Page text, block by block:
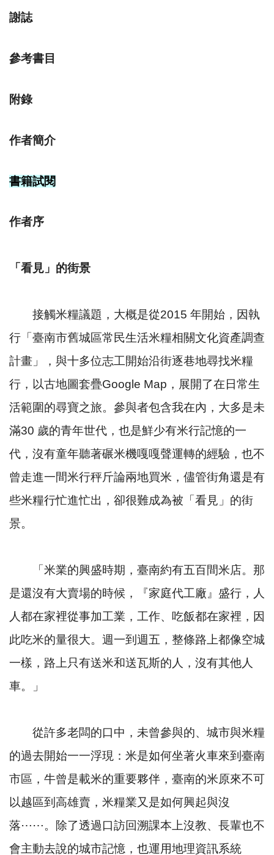
謝誌
參考書目
附錄
作者簡介
書籍試閱
作者序
「看見」的街景
接觸米糧議題，大概是從2015 年開始，因執
行「臺南市舊城區常民生活米糧相關文化資產調查
計畫」，與十多位志工開始沿街逐巷地尋找米糧
行，以古地圖套疊Google Map，展開了在日常生
活範圍的尋寶之旅。參與者包含我在內，大多是未
滿30 歲的青年世代，也是鮮少有米行記憶的一
代，沒有童年聽著碾米機嘎嘎聲運轉的經驗，也不
曾走進一間米行秤斤論兩地買米，儘管街角還是有
些米糧行忙進忙出，卻很難成為被「看見」的街
景。
「米業的興盛時期，臺南約有五百間米店。那
是還沒有大賣場的時候，『家庭代工廠』盛行，人
人都在家裡從事加工業，工作、吃飯都在家裡，因
此吃米的量很大。週一到週五，整條路上都像空城
一樣，路上只有送米和送瓦斯的人，沒有其他人
車。」
從許多老闆的口中，未曾參與的、城市與米糧
的過去開始一一浮現：米是如何坐著火車來到臺南
市區，牛曾是載米的重要夥伴，臺南的米原來不可
以越區到高雄賣，米糧業又是如何興起與沒
落⋯⋯。除了透過口訪回溯課本上沒教、長輩也不
會主動去說的城市記憶，也運用地理資訊系統